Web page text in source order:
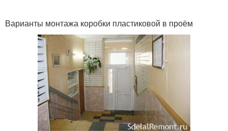
Варианты монтажа коробки пластиковой в проём